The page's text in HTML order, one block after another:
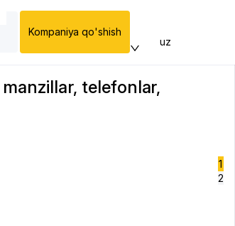
Kompaniya qo'shish
uz
telefonlar,
1
2